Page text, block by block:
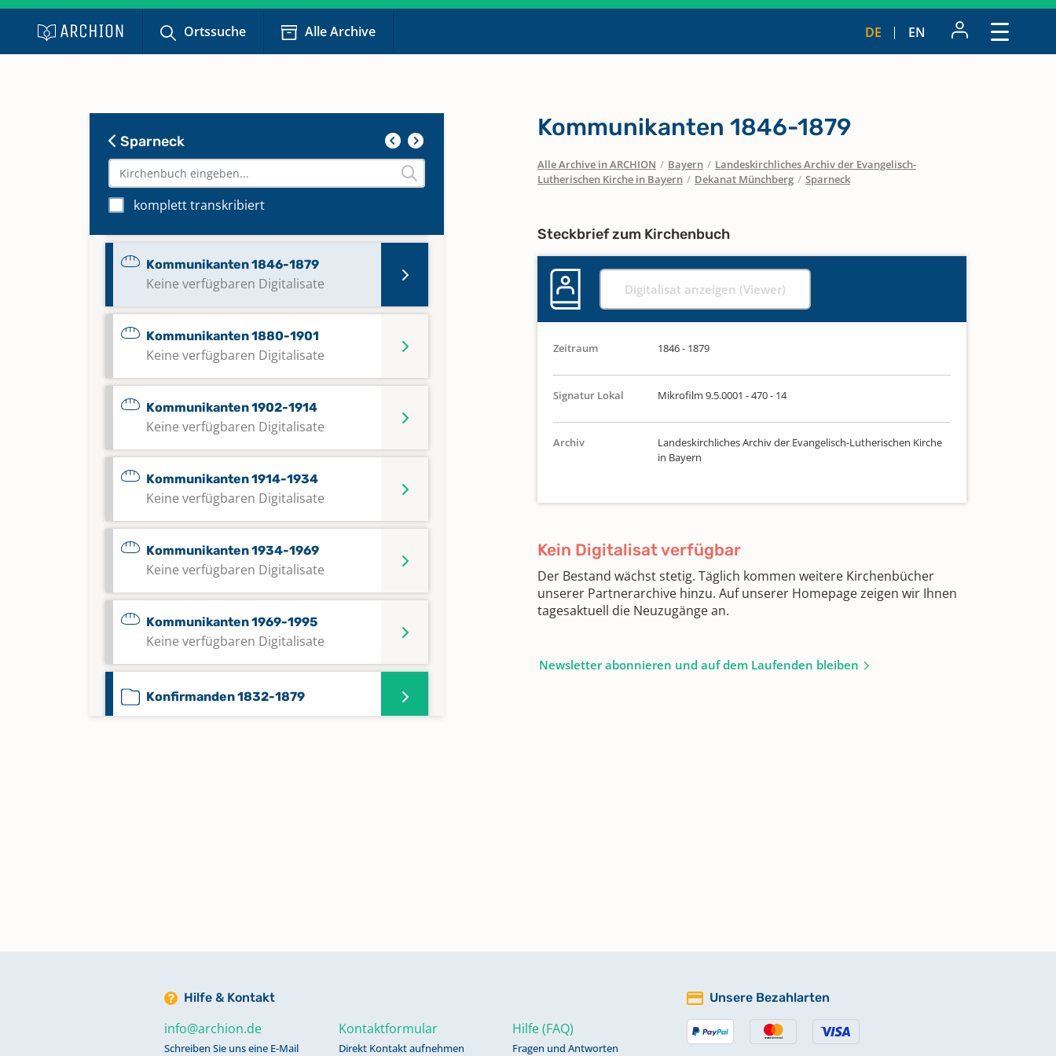
Ortssuche Alle Archive DE EN
Sparneck
komplett transkribiert
Trauungen; Bestattungen 1575-1800
Bestattungen 1860-1915
Kommunikanten 1840-1845
Keine verfügbaren Digitalisate
Kommunikanten 1846-1879
Keine verfügbaren Digitalisate
Kommunikanten 1880-1901
Keine verfügbaren Digitalisate
Kommunikanten 1902-1914
Keine verfügbaren Digitalisate
Kommunikanten 1914-1934
Keine verfügbaren Digitalisate
Kommunikanten 1934-1969
Keine verfügbaren Digitalisate
Kommunikanten 1969-1995
Keine verfügbaren Digitalisate
Konfirmanden 1832-1879
1738-1779
Kommunikanten 1846-1879
Alle Archive in ARCHION / Bayern / Landeskirchliches Archiv der Evangelisch-
Lutherischen Kirche in Bayern / Dekanat Münchberg / Sparneck
Steckbrief zum Kirchenbuch
Digitalisat anzeigen (Viewer)
Zeitraum 1846 - 1879
Signatur Lokal Mikrofilm 9.5.0001 - 470 - 14
Archiv
Landeskirchliches Archiv der Evangelisch-Lutherischen Kirche
in Bayern
Kein Digitalisat verfügbar
Der Bestand wächst stetig. Täglich kommen weitere Kirchenbücher
unserer Partnerarchive hinzu. Auf unserer Homepage zeigen wir Ihnen
tagesaktuell die Neuzugänge an.
Newsletter abonnieren und auf dem Laufenden bleiben
Hilfe & Kontakt
info@archion.de
Schreiben Sie uns eine E-Mail
Kontaktformular
Direkt Kontakt aufnehmen
Hilfe (FAQ)
Fragen und Antworten
Unsere Bezahlarten